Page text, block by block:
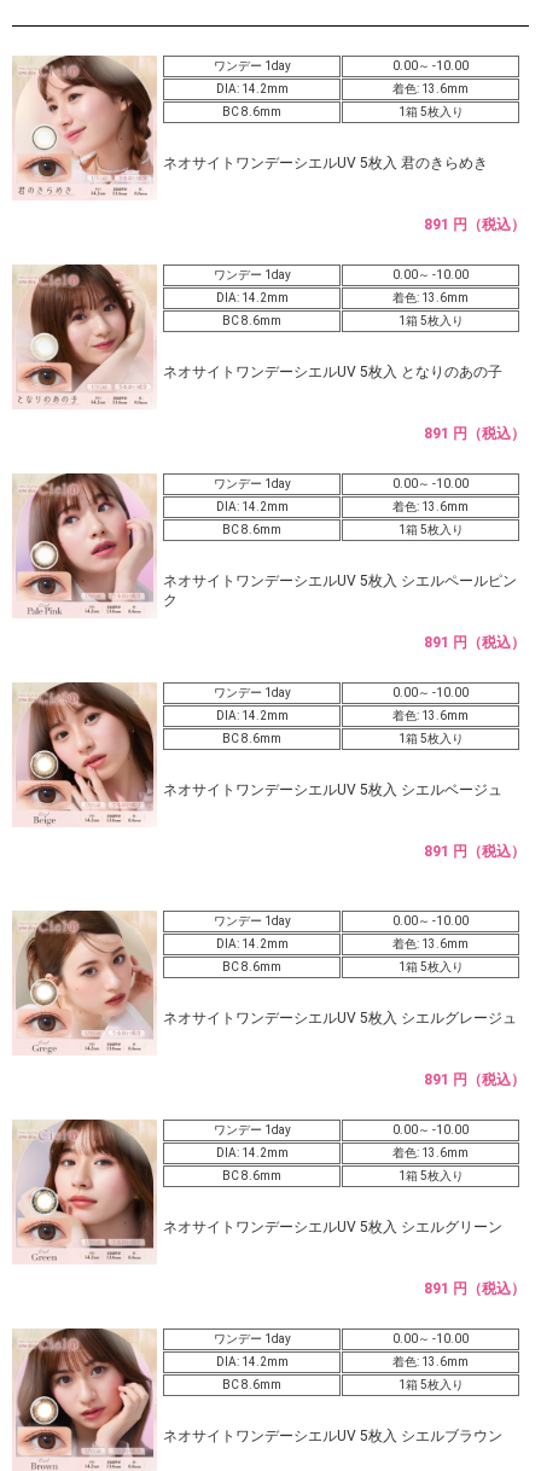
ワンデー 1day
0.00～ -10.00
DIA: 14.2mm
着色: 13.6mm
BC 8.6mm
1箱 5枚入り
ネオサイトワンデーシエルUV 5枚入 君のきらめき
891 円（税込）
ワンデー 1day
0.00～ -10.00
DIA: 14.2mm
着色: 13.6mm
BC 8.6mm
1箱 5枚入り
ネオサイトワンデーシエルUV 5枚入 となりのあの子
891 円（税込）
ワンデー 1day
0.00～ -10.00
DIA: 14.2mm
着色: 13.6mm
BC 8.6mm
1箱 5枚入り
ネオサイトワンデーシエルUV 5枚入 シエルペールピン
ク
891 円（税込）
ワンデー 1day
0.00～ -10.00
DIA: 14.2mm
着色: 13.6mm
BC 8.6mm
1箱 5枚入り
ネオサイトワンデーシエルUV 5枚入 シエルベージュ
891 円（税込）
ワンデー 1day
0.00～ -10.00
DIA: 14.2mm
着色: 13.6mm
BC 8.6mm
1箱 5枚入り
ネオサイトワンデーシエルUV 5枚入 シエルグレージュ
891 円（税込）
ワンデー 1day
0.00～ -10.00
DIA: 14.2mm
着色: 13.6mm
BC 8.6mm
1箱 5枚入り
ネオサイトワンデーシエルUV 5枚入 シエルグリーン
891 円（税込）
ワンデー 1day
0.00～ -10.00
DIA: 14.2mm
着色: 13.6mm
BC 8.6mm
1箱 5枚入り
ネオサイトワンデーシエルUV 5枚入 シエルブラウン